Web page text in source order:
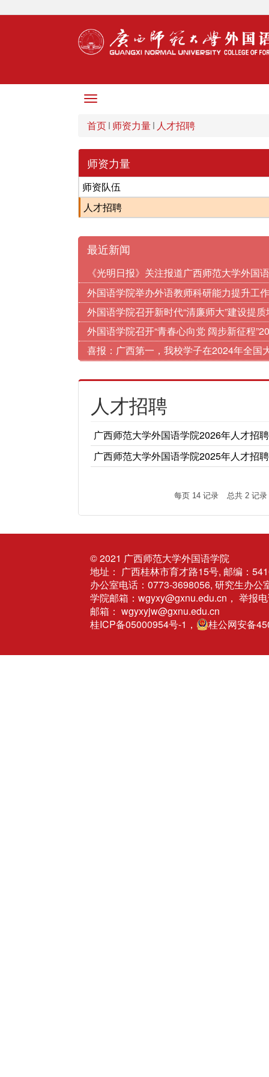
Toggle
首页 师资力量 人才招聘
师资力量
师资队伍
人才招聘
最近新闻
《光明日报》关注报道广西师范大学外
外国语学院举办外语教师科研能力提升工
外国语学院召开新时代“清廉师大”建设提
外国语学院召开“青春心向党 阔步新征程
喜报：广西第一，我校学子在2024年全国
人才招聘
广西师范大学外国语学院2026年人才招
广西师范大学外国语学院2025年人才招
每页 14 记录 总共 2 记录
© 2021 广西师范大学外国语学院
地址： 广西桂林市育才路15号, 邮编：
办公室电话：0773-3698056, 研究生办公
学院邮箱：wgyxy@gxnu.edu.cn， 举报
邮箱： wgyxyjw@gxnu.edu.cn
桂ICP备05000954号-1，
桂公网安备